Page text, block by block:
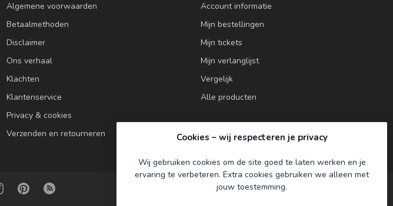
Algemene voorwaarden
Betaalmethoden
Disclaimer
Ons verhaal
Klachten
Klantenservice
Privacy & cookies
Verzenden en retourneren
Account informatie
Mijn bestellingen
Mijn tickets
Mijn verlanglijst
Vergelijk
Alle producten
Cookies – wij respecteren je privacy
Wij gebruiken cookies om de site goed te laten werken en je
ervaring te verbeteren. Extra cookies gebruiken we alleen met
jouw toestemming.